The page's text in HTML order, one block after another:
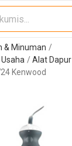
& Minuman
Alat Dapur
Kenwood